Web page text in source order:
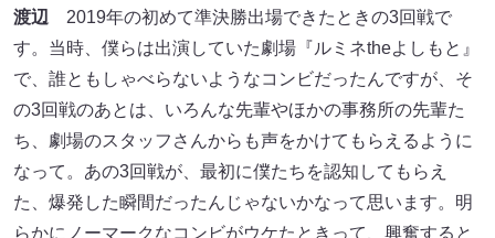
渡辺 2019年の初めて準決勝出場できたときの3回戦で
す。当時、僕らは出演していた劇場『ルミネtheよしもと』
で、誰ともしゃべらないようなコンビだったんですが、そ
の3回戦のあとは、いろんな先輩やほかの事務所の先輩た
ち、劇場のスタッフさんからも声をかけてもらえるように
なって。あの3回戦が、最初に僕たちを認知してもらえ
た、爆発した瞬間だったんじゃないかなって思います。明
らかにノーマークなコンビがウケたときって、興奮すると